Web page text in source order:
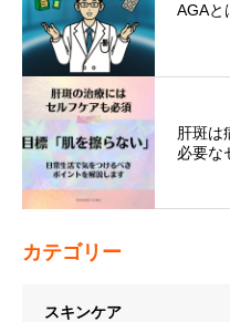
AGAと
肝斑は
必要な
カテゴリー
スキンケア